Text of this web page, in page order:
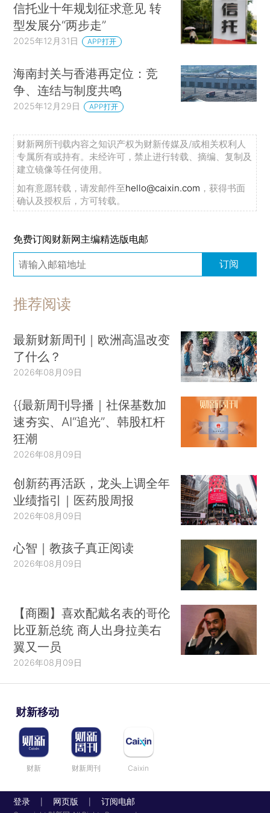
信托业十年规划征求意见 转
型发展分“两步走”
2025年12月31日 APP打开
海南封关与香港再定位：竞
争、连结与制度共鸣
2025年12月29日 APP打开
财新网所刊载内容之知识产权为财新传媒及/或相关权利人
专属所有或持有。未经许可，禁止进行转载、摘编、复制及
建立镜像等任何使用。
如有意愿转载，请发邮件至hello@caixin.com ，获得书面
确认及授权后，方可转载。
免费订阅财新网主编精选版电邮
订阅
推荐阅读
最新财新周刊｜欧洲高温改变
了什么？
2026年08月09日
{{最新周刊导播｜社保基数加
速夯实、AI“追光”、韩股杠杆
狂潮
2026年08月09日
创新药再活跃，龙头上调全年
业绩指引｜医药股周报
2026年08月09日
心智｜教孩子真正阅读
2026年08月09日
【商圈】喜欢配戴名表的哥伦
比亚新总统 商人出身拉美右
翼又一员
2026年08月09日
财新移动
财新 财新周刊 Caixin
登录 网页版 订阅电邮